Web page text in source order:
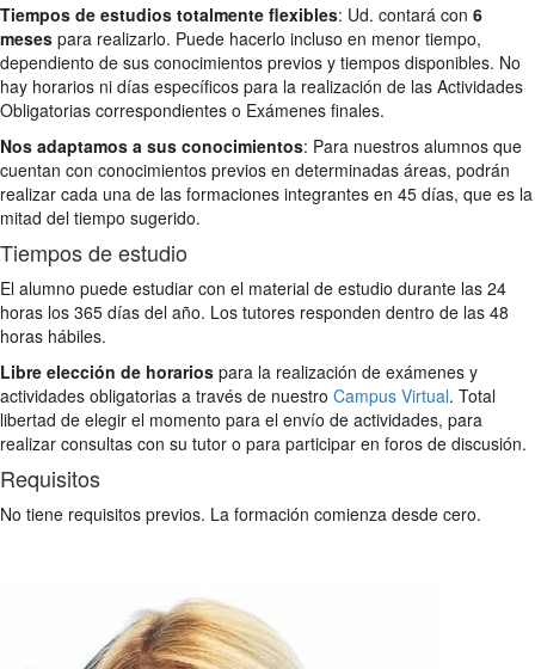
Tiempos de estudios totalmente flexibles: Ud. contará con 6
meses para realizarlo. Puede hacerlo incluso en menor tiempo,
dependiento de sus conocimientos previos y tiempos disponibles. No
hay horarios ni días específicos para la realización de las Actividades
Obligatorias correspondientes o Exámenes finales.
Nos adaptamos a sus conocimientos: Para nuestros alumnos que
cuentan con conocimientos previos en determinadas áreas, podrán
realizar cada una de las formaciones integrantes en 45 días, que es la
mitad del tiempo sugerido.
Tiempos de estudio
El alumno puede estudiar con el material de estudio durante las 24
horas los 365 días del año. Los tutores responden dentro de las 48
horas hábiles.
Libre elección de horarios para la realización de exámenes y
actividades obligatorias a través de nuestro Campus Virtual. Total
libertad de elegir el momento para el envío de actividades, para
realizar consultas con su tutor o para participar en foros de discusión.
Requisitos
No tiene requisitos previos. La formación comienza desde cero.